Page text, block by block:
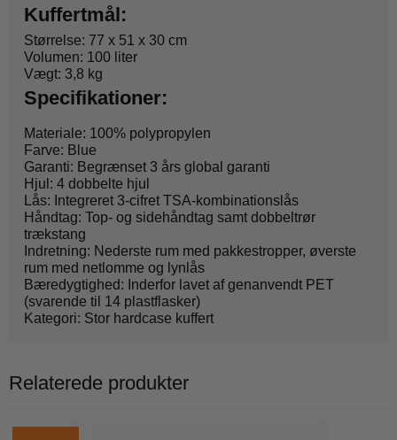
Kuffertmål:
Størrelse: 77 x 51 x 30 cm
Volumen: 100 liter
Vægt: 3,8 kg
Specifikationer:
Materiale: 100% polypropylen
Farve: Blue
Garanti: Begrænset 3 års global garanti
Hjul: 4 dobbelte hjul
Lås: Integreret 3-cifret TSA-kombinationslås
Håndtag: Top- og sidehåndtag samt dobbeltrør
trækstang
Indretning: Nederste rum med pakkestropper, øverste
rum med netlomme og lynlås
Bæredygtighed: Inderfor lavet af genanvendt PET
(svarende til 14 plastflasker)
Kategori: Stor hardcase kuffert
Relaterede produkter